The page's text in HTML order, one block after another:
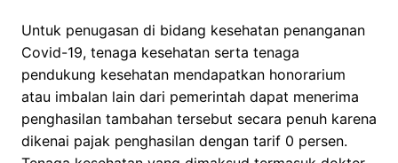
Untuk penugasan di bidang kesehatan penanganan
Covid-19, tenaga kesehatan serta tenaga
pendukung kesehatan mendapatkan honorarium
atau imbalan lain dari pemerintah dapat menerima
penghasilan tambahan tersebut secara penuh karena
dikenai pajak penghasilan dengan tarif 0 persen.